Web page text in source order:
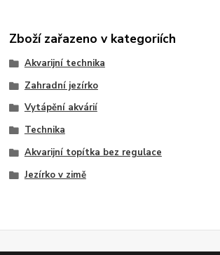
Zboží zařazeno v kategoriích
Akvarijní technika
Zahradní jezírko
Vytápění akvárií
Technika
Akvarijní topítka bez regulace
Jezírko v zimě